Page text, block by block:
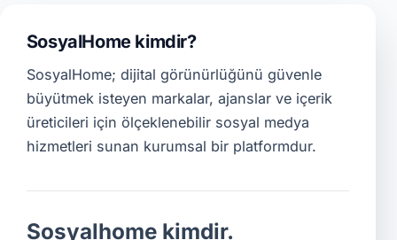
SosyalHome kimdir?
SosyalHome; dijital görünürlüğünü güvenle
büyütmek isteyen markalar, ajanslar ve içerik
üreticileri için ölçeklenebilir sosyal medya
hizmetleri sunan kurumsal bir platformdur.
Sosyalhome kimdir.